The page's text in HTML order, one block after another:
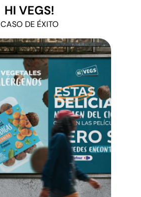
HI VEGS!
CASO DE ÉXITO